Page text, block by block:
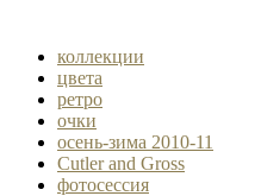
коллекции
цвета
ретро
очки
осень-зима 2010-11
Cutler and Gross
фотосессия